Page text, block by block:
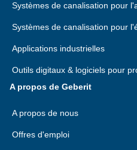
Systèmes de canalisation pour
Systèmes de canalisation pour
Applications industrielles
Outils digitaux & logiciels pour
A propos de Geberit
A propos de nous
Offres d'emploi